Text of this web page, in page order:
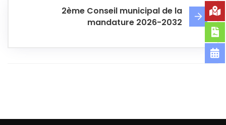
2ème Conseil municipal de la
mandature 2026-2032